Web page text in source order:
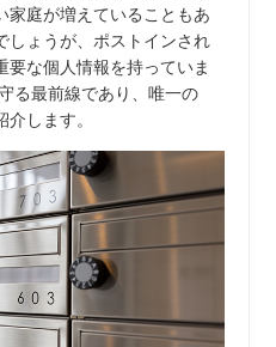
家庭が増えていることもあ
しょうが、ポストインされ
要な個人情報を持っていま
る最前線であり、唯一の
します。